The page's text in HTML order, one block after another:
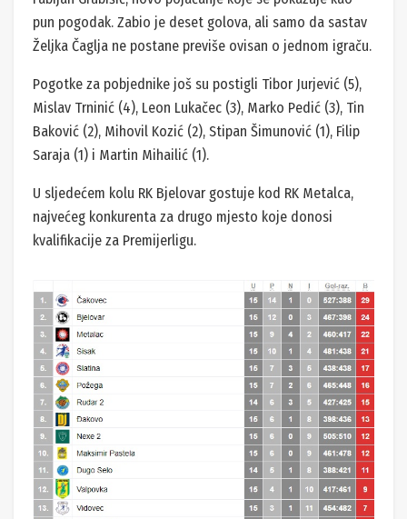
pun pogodak. Zabio je deset golova, ali samo da sastav
Željka Čaglja ne postane previše ovisan o jednom igraču.
Pogotke za pobjednike još su postigli Tibor Jurjević (5),
Mislav Trninić (4), Leon Lukačec (3), Marko Pedić (3), Tin
Baković (2), Mihovil Kozić (2), Stipan Šimunović (1), Filip
Saraja (1) i Martin Mihailić (1).
U sljedećem kolu RK Bjelovar gostuje kod RK Metalca,
najvećeg konkurenta za drugo mjesto koje donosi
kvalifikacije za Premijerligu.